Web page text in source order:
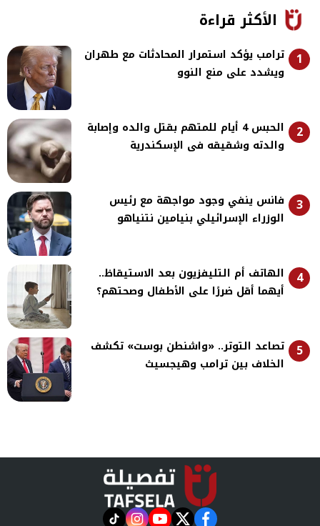
الأكثر قراءة
1
ترامب يؤكد استمرار المحادثات مع طهران
ويشدد على منع النوو
2
الحبس 4 أيام للمتهم بقتل والده وإصابة
والدته وشقيقه فى الإسكندرية
3
فانس ينفي وجود مواجهة مع رئيس
الوزراء الإسرائيلي بنيامين نتنياهو
4
الهاتف أم التليفزيون بعد الاستيقاظ..
أيهما أقل ضررًا على الأطفال وصحتهم؟
5
تصاعد التوتر.. «واشنطن بوست» تكشف
الخلاف بين ترامب وهيجسيث